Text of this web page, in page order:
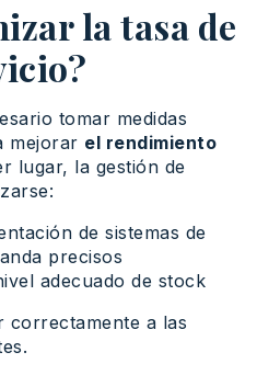
la tasa de
tomar medidas
mejorar el rendimiento
lugar, la gestión de
de sistemas de
precisos
adecuado de stock
correctamente a las